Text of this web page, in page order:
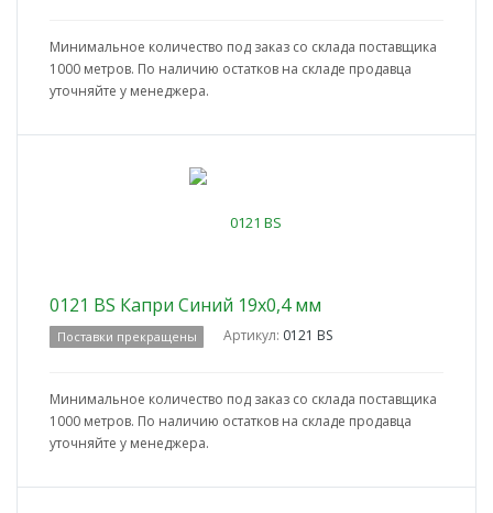
Минимальное количество под заказ со склада поставщика
1000 метров. По наличию остатков на складе продавца
уточняйте у менеджера.
0121 BS Капри Синий 19x0,4 мм
Поставки прекращены Артикул: 0121 BS
Минимальное количество под заказ со склада поставщика
1000 метров. По наличию остатков на складе продавца
уточняйте у менеджера.